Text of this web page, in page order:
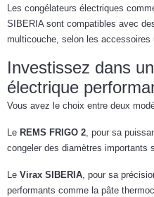
Les congélateurs électriques
SIBERIA sont compatibles avec
multicouche, selon les accessoires
Investissez dans
électrique
Vous avez le choix entre deux
Le REMS FRIGO 2, pour sa
congeler des diamètres importants
Le Virax SIBERIA, pour sa
performants comme la pâte